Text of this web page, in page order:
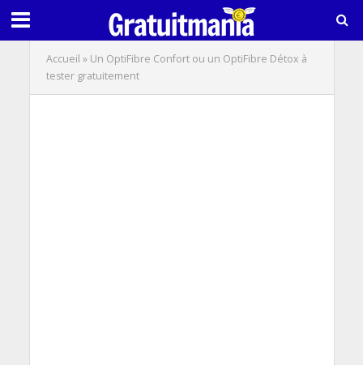
Accueil » Un OptiFibre Confort ou un OptiFibre Détox à
tester gratuitement